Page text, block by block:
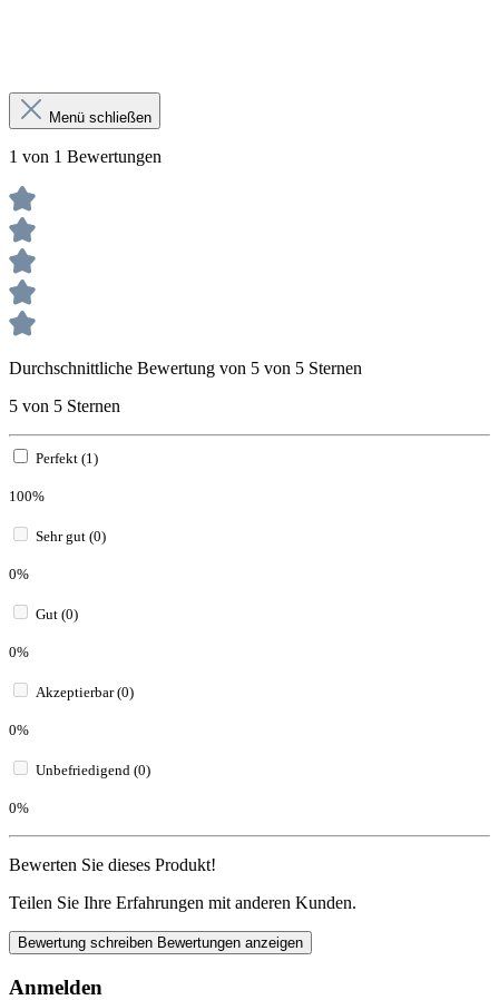
Menü schließen
1 von 1 Bewertungen
Durchschnittliche Bewertung von 5 von 5 Sternen
5 von 5 Sternen
Perfekt (1)
100%
Sehr gut (0)
0%
Gut (0)
0%
Akzeptierbar (0)
0%
Unbefriedigend (0)
0%
Bewerten Sie dieses Produkt!
Teilen Sie Ihre Erfahrungen mit anderen Kunden.
Bewertung schreiben Bewertungen anzeigen
Anmelden